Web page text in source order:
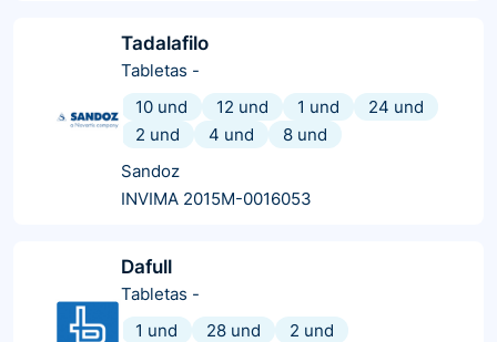
Tadalafilo
Tabletas -
10 und
12 und 1 und
24 und
2 und
4 und
8 und
Sandoz
INVIMA 2015M-0016053
Dafull
Tabletas -
1 und
28 und
2 und